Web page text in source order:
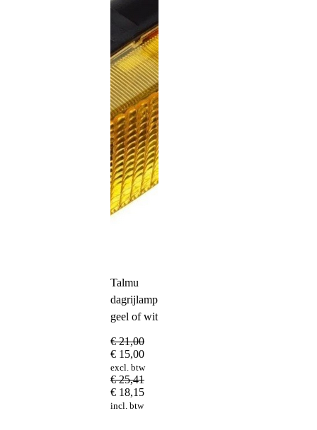
Talmu
dagrijlamp
geel of wit
€21,00
€ 15,00
excl. btw
€25,41
€ 18,15
incl. btw